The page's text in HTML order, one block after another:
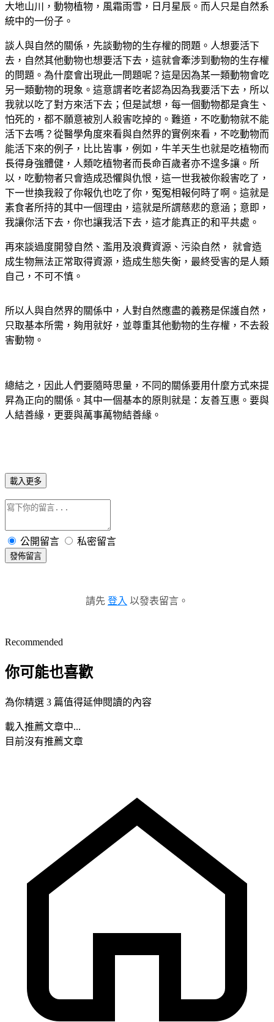
大地山川，動物植物，風霜雨雪，日月星辰。而人只是自然系
統中的一份子。
談人與自然的關係，先談動物的生存權的問題。人想要活下
去，自然其他動物也想要活下去，這就會牽涉到動物的生存權
的問題。為什麼會出現此一問題呢？這是因為某一類動物會吃
另一類動物的現象。這意謂者吃者認為因為我要活下去，所以
我就以吃了對方來活下去；但是試想，每一個動物都是貪生、
怕死的，都不願意被別人殺害吃掉的。難道，不吃動物就不能
活下去嗎？從醫學角度來看與自然界的實例來看，不吃動物而
能活下來的例子，比比皆事，例如，牛羊天生也就是吃植物而
長得身強體健，人類吃植物者而長命百歲者亦不遑多讓。所
以，吃動物者只會造成恐懼與仇恨，這一世我被你殺害吃了，
下一世換我殺了你報仇也吃了你，冤冤相報何時了啊。這就是
素食者所持的其中一個理由，這就是所謂慈悲的意涵；意即，
我讓你活下去，你也讓我活下去，這才能真正的和平共處。
再來談過度開發自然、濫用及浪費資源、污染自然， 就會造
成生物無法正常取得資源，造成生態失衡，最終受害的是人類
自己，不可不慎。
所以人與自然界的關係中，人對自然應盡的義務是保護自然，
只取基本所需，夠用就好，並尊重其他動物的生存權，不去殺
害動物。
總結之，因此人們要隨時思量，不同的關係要用什麼方式來提
昇為正向的關係。其中一個基本的原則就是：友善互惠。要與
人結善緣，更要與萬事萬物結善緣。
載入更多
公開留言 私密留言
發佈留言
請先 登入 以發表留言。
Recommended
你可能也喜歡
為你精選 3 篇值得延伸閱讀的內容
載入推薦文章中...
目前沒有推薦文章